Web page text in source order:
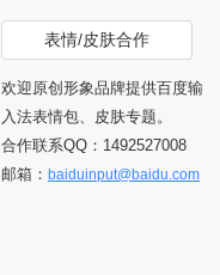
表情/皮肤合作
欢迎原创形象品牌提供百度输
入法表情包、皮肤专题。
合作联系QQ：1492527008
邮箱： baiduinput@baidu.com